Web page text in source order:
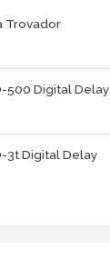
Trovador
500 Digital Delay
3t Digital Delay